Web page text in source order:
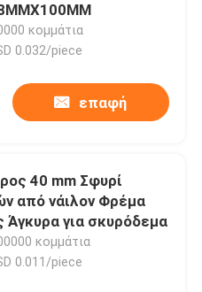
κομμάτια
0.032/piece
επαφή
40 mm Σφυρί
από νάιλον Φρέμα
Άγκυρα για σκυρόδεμα
κομμάτια
0.011/piece